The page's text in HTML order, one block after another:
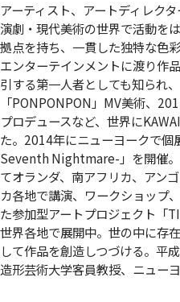
アーティスト、アートディレク
演劇・現代美術の世界で活動を
拠点を持ち、一貫した独特な色
エンターテインメントに渡り作
引する第一人者としても知られ
「PONPONPON」MV美術、
プロデュースなど、世界に
た。2014年にニューヨークで
Seventh Nightmare-」を開催
てオランダ、南アフリカ、アン
カ各地で講演、ワークショップ
た参加型アートプロジェクト「
世界各地で展開中。世の中に存
して作品を創造しつづける。平
造形芸術大学客員教授、ニュー